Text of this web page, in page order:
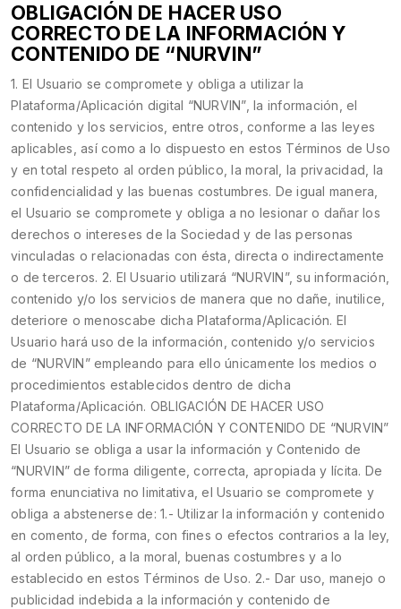
OBLIGACIÓN DE HACER USO
CORRECTO DE LA INFORMACIÓN Y
CONTENIDO DE “NURVIN”
1. El Usuario se compromete y obliga a utilizar la
Plataforma/Aplicación digital “NURVIN”, la información, el
contenido y los servicios, entre otros, conforme a las leyes
aplicables, así como a lo dispuesto en estos Términos de Uso
y en total respeto al orden público, la moral, la privacidad, la
confidencialidad y las buenas costumbres. De igual manera,
el Usuario se compromete y obliga a no lesionar o dañar los
derechos o intereses de la Sociedad y de las personas
vinculadas o relacionadas con ésta, directa o indirectamente
o de terceros. 2. El Usuario utilizará “NURVIN”, su información,
contenido y/o los servicios de manera que no dañe, inutilice,
deteriore o menoscabe dicha Plataforma/Aplicación. El
Usuario hará uso de la información, contenido y/o servicios
de “NURVIN” empleando para ello únicamente los medios o
procedimientos establecidos dentro de dicha
Plataforma/Aplicación. OBLIGACIÓN DE HACER USO
CORRECTO DE LA INFORMACIÓN Y CONTENIDO DE “NURVIN”
El Usuario se obliga a usar la información y Contenido de
“NURVIN” de forma diligente, correcta, apropiada y lícita. De
forma enunciativa no limitativa, el Usuario se compromete y
obliga a abstenerse de: 1.- Utilizar la información y contenido
en comento, de forma, con fines o efectos contrarios a la ley,
al orden público, a la moral, buenas costumbres y a lo
establecido en estos Términos de Uso. 2.- Dar uso, manejo o
publicidad indebida a la información y contenido de